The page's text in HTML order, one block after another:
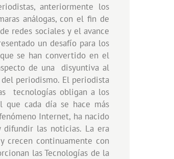
anteriormente los
análogas, con el fin de
redes sociales y el avance
un desafío para los
se han convertido en el
de una disyuntiva al
periodismo. El periodista
tecnologías obligan a los
que cada día se hace más
Internet, ha nacido
las noticias. La era
crecen continuamente con
las Tecnologías de la